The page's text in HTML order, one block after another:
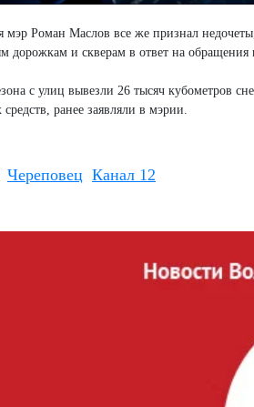
мэр Роман Маслов все же признал
дорожкам и скверам в ответ на обращения
с улиц вывезли 26 тысяч кубометров
ранее заявляли в мэрии.
Череповец Канал 12